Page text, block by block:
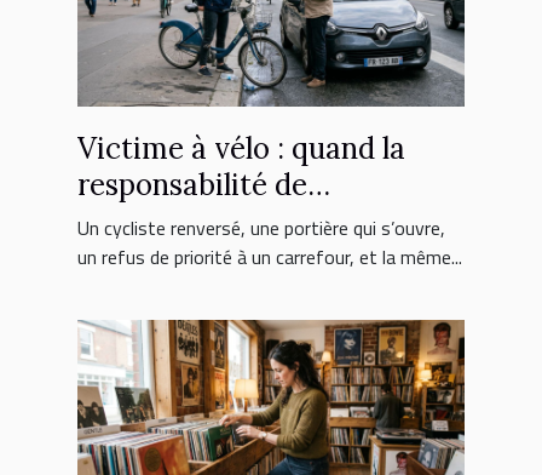
Victime à vélo : quand la
responsabilité de
l’automobiliste est engagée
Un cycliste renversé, une portière qui s’ouvre,
un refus de priorité à un carrefour, et la même...